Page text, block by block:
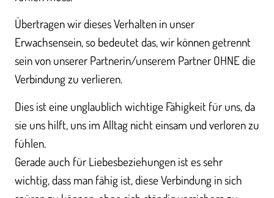
Übertragen wir dieses Verhalten in unser
Erwachsensein, so bedeutet das, wir können getrennt
sein von unserer Partnerin/unserem Partner OHNE die
Verbindung zu verlieren.
Dies ist eine unglaublich wichtige Fähigkeit für uns, da
sie uns hilft, uns im Alltag nicht einsam und verloren zu
fühlen.
Gerade auch für Liebesbeziehungen ist es sehr
wichtig, dass man fähig ist, diese Verbindung in sich